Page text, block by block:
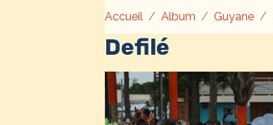
Accueil Album Guyane
Defilé